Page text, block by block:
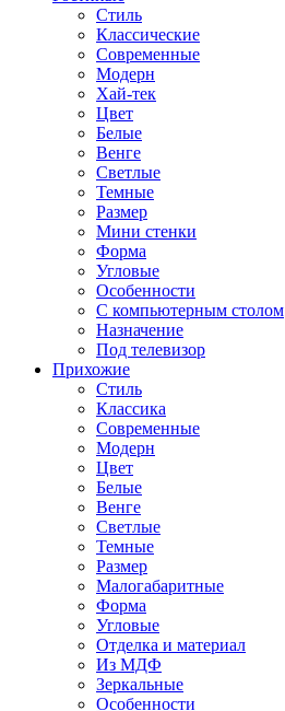
Стиль
Классические
Современные
Модерн
Хай-тек
Цвет
Белые
Венге
Светлые
Темные
Размер
Мини стенки
Форма
Угловые
Особенности
С компьютерным столом
Назначение
Под телевизор
Прихожие
Стиль
Классика
Современные
Модерн
Цвет
Белые
Венге
Светлые
Темные
Размер
Малогабаритные
Форма
Угловые
Отделка и материал
Из МДФ
Зеркальные
Особенности